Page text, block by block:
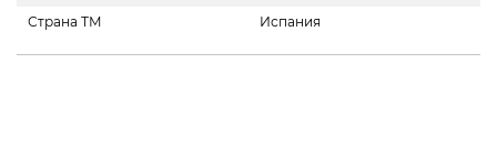
Страна ТМ
Испания